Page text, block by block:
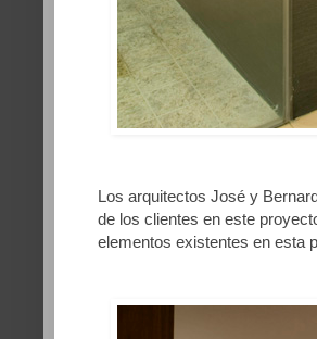
Los arquitectos José y
de los clientes en este
elementos existentes en esta